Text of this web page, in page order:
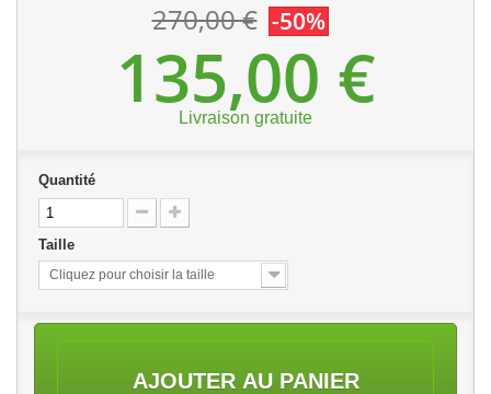
270,00 € -50%
135,00 €
Livraison gratuite
Quantité
Taille
Cliquez pour choisir la taille
AJOUTER AU PANIER